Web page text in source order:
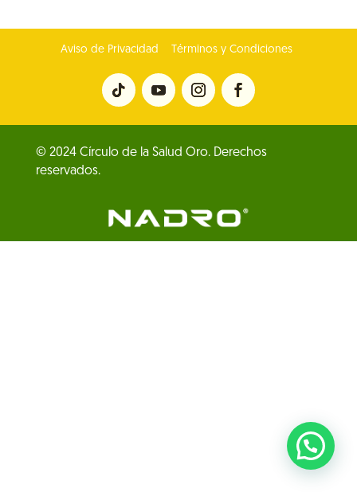
Aviso de Privacidad Términos y Condiciones
© 2024 Círculo de la Salud Oro. Derechos
reservados.